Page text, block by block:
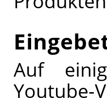
Auf